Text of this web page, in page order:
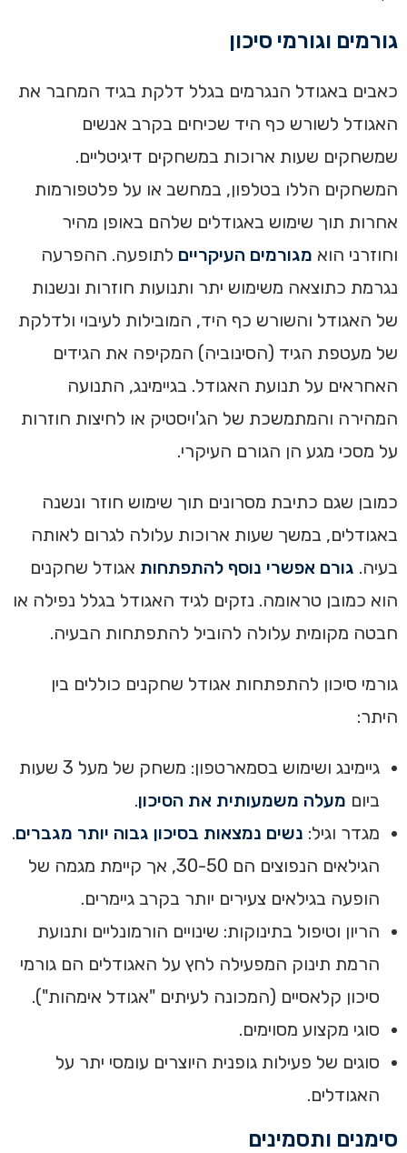
גורמים וגורמי סיכון
כאבים באגודל הנגרמים בגלל דלקת בגיד המחבר את
האגודל לשורש כף היד שכיחים בקרב אנשים
שמשחקים שעות ארוכות במשחקים דיגיטליים.
המשחקים הללו בטלפון, במחשב או על פלטפורמות
אחרות תוך שימוש באגודלים שלהם באופן מהיר
וחוזרני הוא מגורמים העיקריים לתופעה. ההפרעה
נגרמת כתוצאה משימוש יתר ותנועות חוזרות ונשנות
של האגודל והשורש כף היד, המובילות לעיבוי ולדלקת
של מעטפת הגיד (הסינוביה) המקיפה את הגידים
האחראים על תנועת האגודל. בגיימינג, התנועה
המהירה והמתמשכת של הג'ויסטיק או לחיצות חוזרות
על מסכי מגע הן הגורם העיקרי.
כמובן שגם כתיבת מסרונים תוך שימוש חוזר ונשנה
באגודלים, במשך שעות ארוכות עלולה לגרום לאותה
בעיה. גורם אפשרי נוסף להתפתחות אגודל שחקנים
הוא כמובן טראומה. נזקים לגיד האגודל בגלל נפילה או
חבטה מקומית עלולה להוביל להתפתחות הבעיה.
גורמי סיכון להתפתחות אגודל שחקנים כוללים בין
היתר:
גיימינג ושימוש בסמארטפון: משחק של מעל 3 שעות
ביום מעלה משמעותית את הסיכון.
מגדר וגיל: נשים נמצאות בסיכון גבוה יותר מגברים.
הגילאים הנפוצים הם 30-50, אך קיימת מגמה של
הופעה בגילאים צעירים יותר בקרב גיימרים.
הריון וטיפול בתינוקות: שינויים הורמונליים ותנועת
הרמת תינוק המפעילה לחץ על האגודלים הם גורמי
סיכון קלאסיים (המכונה לעיתים "אגודל אימהות").
סוגי מקצוע מסוימים.
סוגים של פעילות גופנית היוצרים עומסי יתר על
האגודלים.
סימנים ותסמינים